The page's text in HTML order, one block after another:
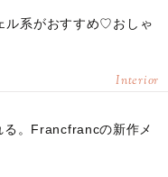
ル系がおすすめ♡おしゃ
Interior
る。Francfrancの新作メ